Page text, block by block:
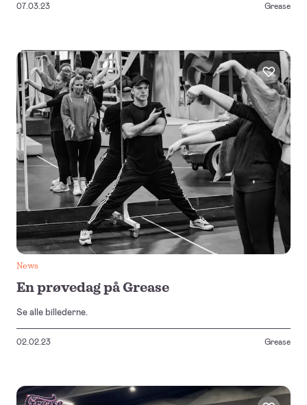
07.03.23 Grease
News
En prøvedag på Grease
Se alle billederne.
02.02.23 Grease